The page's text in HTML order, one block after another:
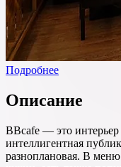
Подробнее
Описание
BBcafe — это интерьер
интеллигентная
разноплановая. В